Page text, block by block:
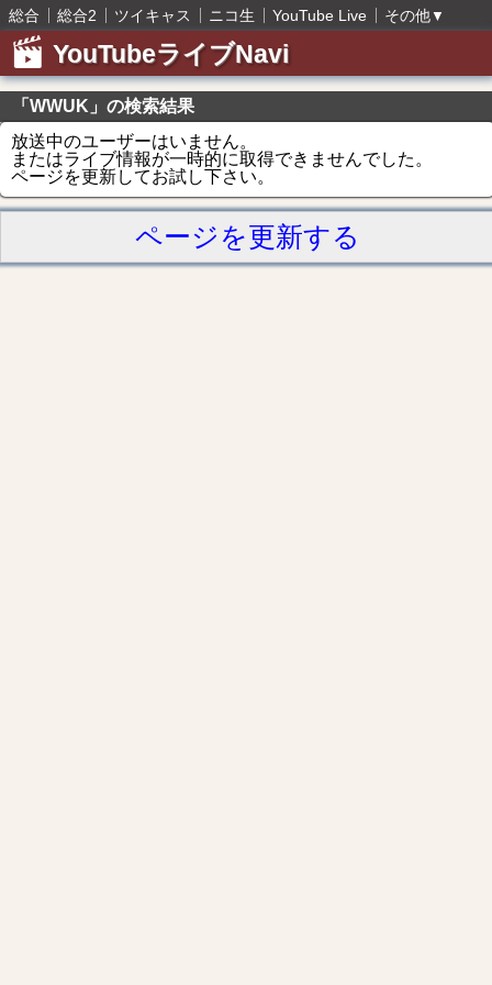
総合 総合2 ツイキャス ニコ生 YouTube Live その他▼
YouTubeライブNavi
「WWUK」の検索結果
放送中のユーザーはいません。
またはライブ情報が一時的に取得できませんでした。
ページを更新してお試し下さい。
ページを更新する